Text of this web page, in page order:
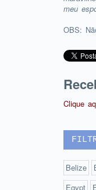
meu
OBS:
Clique
Belize
Egypt